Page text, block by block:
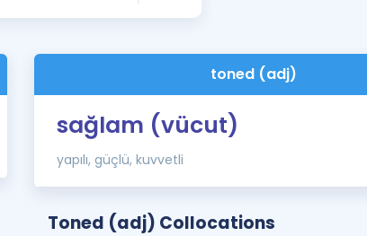
İngilizce Gramer
toned (adj)
sağlam (vücut)
yapılı, güçlü, kuvvetli
Toned (adj) Collocations